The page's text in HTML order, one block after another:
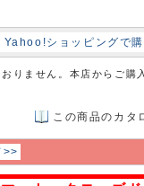
Yahoo!ショッピングで
りません。本店からご購
この商品のカタ
>>